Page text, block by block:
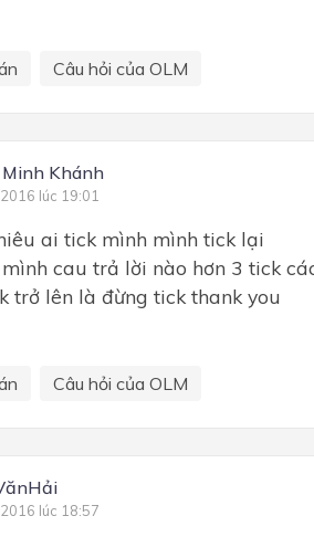
Câu hỏi của OLM
Khánh
lúc 19:01
ai tick mình mình tick lại
cau trả lời nào hơn 3 tick
trở lên là đừng tick thank you
Câu hỏi của OLM
lúc 18:57